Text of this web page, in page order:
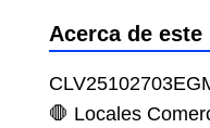
Acerca de
🛑 Locales